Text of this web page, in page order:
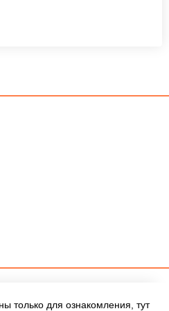
только для ознакомления, тут